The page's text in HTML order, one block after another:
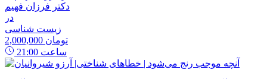
دکتر فرزان فهیم
در
زیست شناسی
2,000,000 تومان
21:00 ساعت